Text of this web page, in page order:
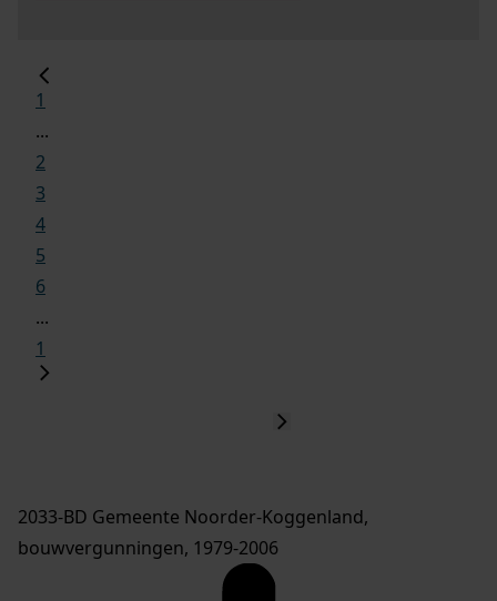
1
...
2
3
4
5
6
...
1
2033-BD Gemeente Noorder-Koggenland,
bouwvergunningen, 1979-2006